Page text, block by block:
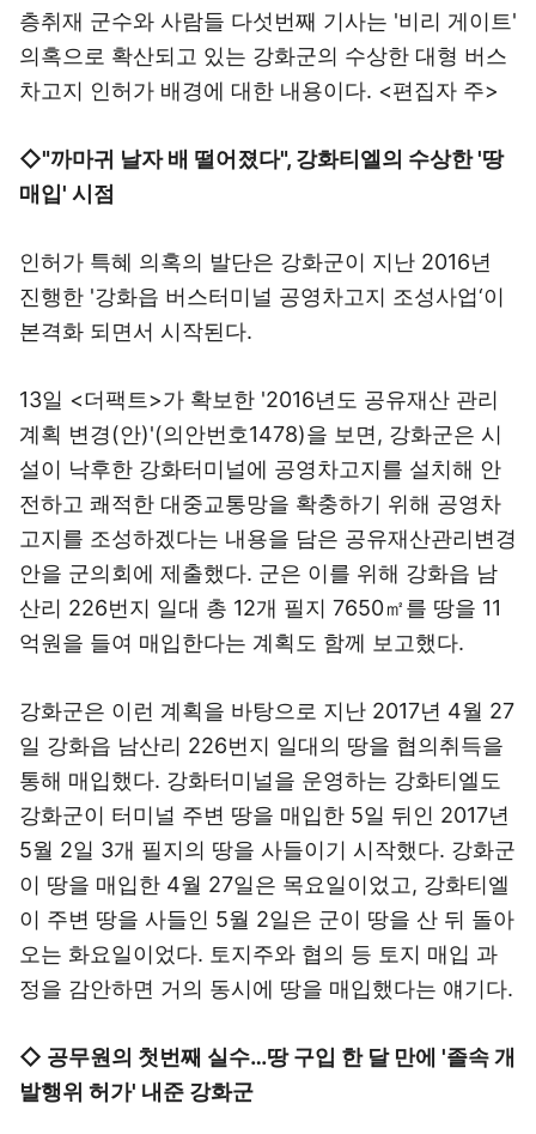
층취재 군수와 사람들 다섯번째 기사는 '비리 게이트'
의혹으로 확산되고 있는 강화군의 수상한 대형 버스
차고지 인허가 배경에 대한 내용이다. <편집자 주>
◇"까마귀 날자 배 떨어졌다", 강화티엘의 수상한 '땅
매입' 시점
인허가 특혜 의혹의 발단은 강화군이 지난 2016년
진행한 '강화읍 버스터미널 공영차고지 조성사업‘이
본격화 되면서 시작된다.
13일 <더팩트>가 확보한 '2016년도 공유재산 관리
계획 변경(안)'(의안번호1478)을 보면, 강화군은 시
설이 낙후한 강화터미널에 공영차고지를 설치해 안
전하고 쾌적한 대중교통망을 확충하기 위해 공영차
고지를 조성하겠다는 내용을 담은 공유재산관리변경
안을 군의회에 제출했다. 군은 이를 위해 강화읍 남
산리 226번지 일대 총 12개 필지 7650㎡를 땅을 11
억원을 들여 매입한다는 계획도 함께 보고했다.
강화군은 이런 계획을 바탕으로 지난 2017년 4월 27
일 강화읍 남산리 226번지 일대의 땅을 협의취득을
통해 매입했다. 강화터미널을 운영하는 강화티엘도
강화군이 터미널 주변 땅을 매입한 5일 뒤인 2017년
5월 2일 3개 필지의 땅을 사들이기 시작했다. 강화군
이 땅을 매입한 4월 27일은 목요일이었고, 강화티엘
이 주변 땅을 사들인 5월 2일은 군이 땅을 산 뒤 돌아
오는 화요일이었다. 토지주와 협의 등 토지 매입 과
정을 감안하면 거의 동시에 땅을 매입했다는 얘기다.
◇ 공무원의 첫번째 실수…땅 구입 한 달 만에 '졸속 개
발행위 허가' 내준 강화군